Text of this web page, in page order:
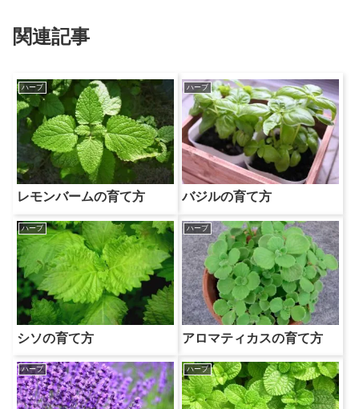
関連記事
ハーブ
レモンバームの育て方
ハーブ
バジルの育て方
ハーブ
シソの育て方
ハーブ
アロマティカスの育て方
ハーブ ハーブ